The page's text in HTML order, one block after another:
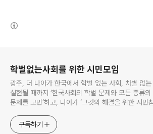
학벌없는사회를 위한 시민모임
광주, 더 나아가 한국에서 학벌 없는 사회, 차별 없는
실현될 때까지 ‘한국사회의 학벌 문제와 모든 종류의
문제를 고민’하고, 나아가 ‘그것의 해결을 위한 시민
구독하기